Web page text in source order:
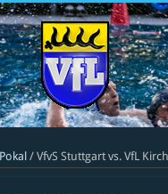
/ VfvS Stuttgart vs. VfL